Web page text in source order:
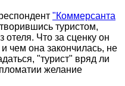
"Коммерсанта
туристом,
Что за сценку он
чем она закончилась, не
"турист" вряд ли
желание